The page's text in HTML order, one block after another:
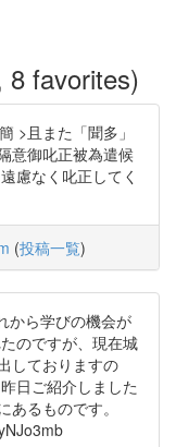
8 favorites)
>且また「聞多」
意御叱正被為遣候
慮なく叱正してく
(投稿一覧)
から学びの機会が
のですが、現在城
しておりますの
日ご紹介しました
るものです。